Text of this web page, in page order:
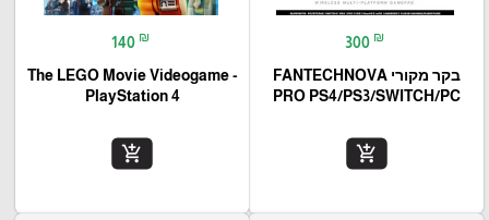
300 ₪
בקר מקורי FANTECHNOVA
PRO PS4/PS3/SWITCH/PC
add_shopping_cart
140 ₪
The LEGO Movie Videogame -
PlayStation 4
add_shopping_cart